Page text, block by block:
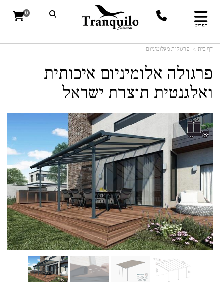
תפריט
0
דף בית פרגולות מאלומיניום
פרגולה אלומיניום איכותית
ואלגנטית תוצרת ישראל